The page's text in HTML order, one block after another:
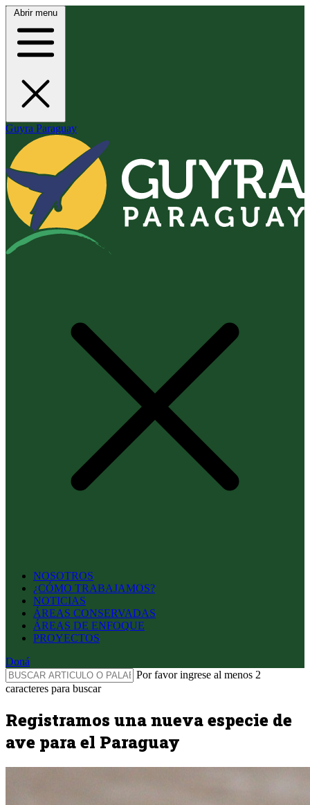
Abrir menu
Guyra Paraguay
NOSOTROS
¿CÓMO TRABAJAMOS?
NOTICIAS
ÁREAS CONSERVADAS
ÁREAS DE ENFOQUE
PROYECTOS
Doná
Por favor ingrese al menos 2
caracteres para buscar
Registramos una nueva especie de
ave para el Paraguay